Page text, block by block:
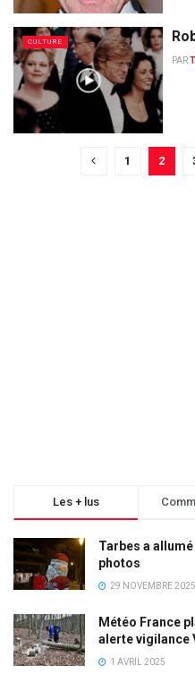
CULTURE
PAR
1 2
Les + lus
Tarbes a
photos
29 NOVEMBRE 2025
Météo France
alerte vigilance
1 AVRIL 2025